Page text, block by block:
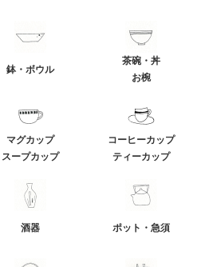
鉢・ボウル
茶碗・丼
お椀
マグカップ
スープカップ
コーヒーカップ
ティーカップ
酒器 ポット・急須